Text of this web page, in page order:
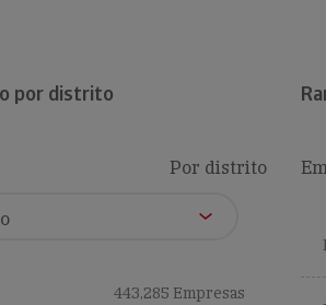
por distrito
Por distrito
443,285 Empresas